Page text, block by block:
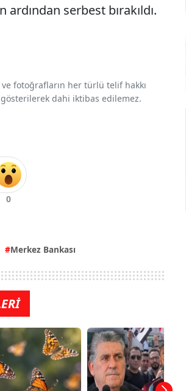
serbest bırakıldı.
fotoğrafların her türlü telif hakkı
gösterilerek dahi iktibas edilemez.
Merkez Bankası